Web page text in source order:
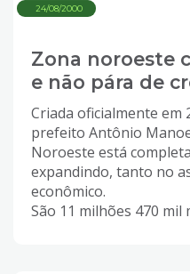
24/08/2000
Zona noroeste
e não pára de
Criada oficialmente em
prefeito Antônio
Noroeste está
expandindo, tanto no
econômico.
São 11 milhões 470 mil